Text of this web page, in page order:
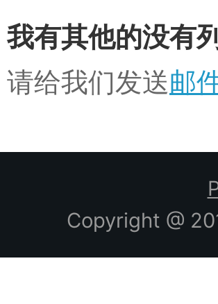
我有其他的没有
请给我们发送邮
Copyright @